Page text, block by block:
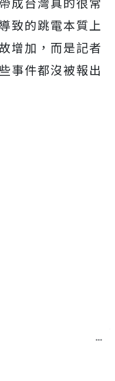
致的跳電本質上
增加，而是記者
事件都沒被報出